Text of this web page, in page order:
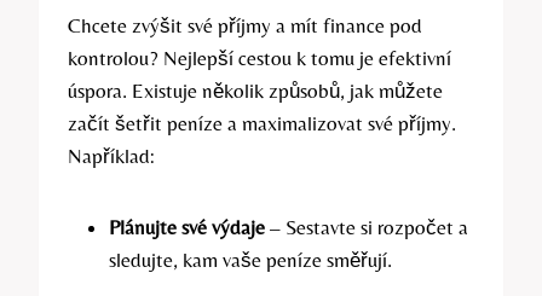
Chcete zvýšit své příjmy a mít finance pod
kontrolou? Nejlepší cestou k tomu je efektivní
úspora. Existuje několik způsobů, jak můžete
začít šetřit peníze a maximalizovat své příjmy.
Například:
Plánujte své výdaje – Sestavte si rozpočet a
sledujte, kam vaše peníze směřují.